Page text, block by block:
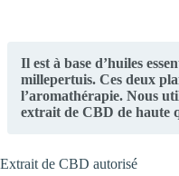
Il est à base d’huiles
millepertuis. Ces deux
l’aromathérapie. Nous
extrait de CBD de haute
Extrait de CBD autorisé